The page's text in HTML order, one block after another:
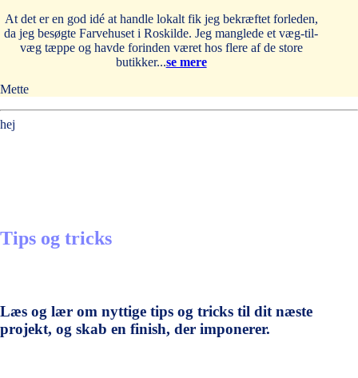
At det er en god idé at handle lokalt fik jeg bekræftet forleden,
da jeg besøgte Farvehuset i Roskilde. Jeg manglede et væg-til-
væg tæppe og havde forinden været hos flere af de store
butikker...se mere
Mette
hej
Tips og tricks
Læs og lær om nyttige tips og tricks til dit næste
projekt, og skab en finish, der imponerer.